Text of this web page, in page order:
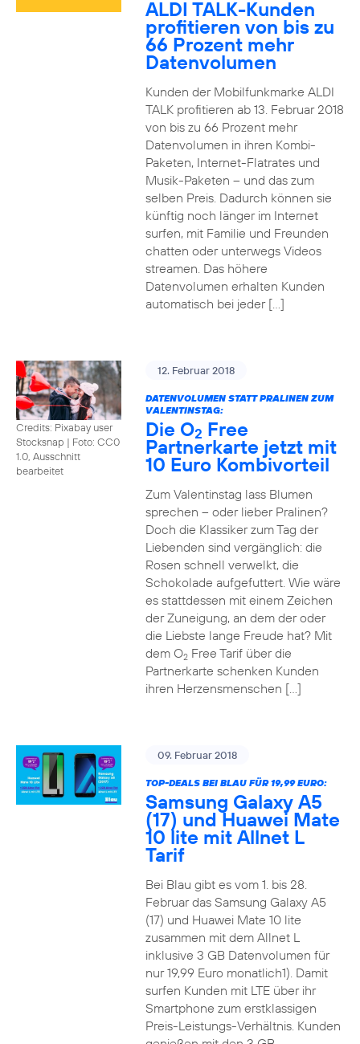
ALDI TALK-Kunden
profitieren von bis zu
66 Prozent mehr
Datenvolumen
Kunden der Mobilfunkmarke ALDI
TALK profitieren ab 13. Februar 2018
von bis zu 66 Prozent mehr
Datenvolumen in ihren Kombi-
Paketen, Internet-Flatrates und
Musik-Paketen – und das zum
selben Preis. Dadurch können sie
künftig noch länger im Internet
surfen, mit Familie und Freunden
chatten oder unterwegs Videos
streamen. Das höhere
Datenvolumen erhalten Kunden
automatisch bei jeder […]
Credits: Pixabay user
Stocksnap | Foto: CC0
1.0, Ausschnitt
bearbeitet
12. Februar 2018
DATENVOLUMEN STATT PRALINEN ZUM
VALENTINSTAG:
Die O2 Free
Partnerkarte jetzt mit
10 Euro Kombivorteil
Zum Valentinstag lass Blumen
sprechen – oder lieber Pralinen?
Doch die Klassiker zum Tag der
Liebenden sind vergänglich: die
Rosen schnell verwelkt, die
Schokolade aufgefuttert. Wie wäre
es stattdessen mit einem Zeichen
der Zuneigung, an dem der oder
die Liebste lange Freude hat? Mit
dem O2Free Tarif über die
Partnerkarte schenken Kunden
ihren Herzensmenschen […]
09. Februar 2018
TOP-DEALS BEI BLAU FÜR 19,99 EURO:
Samsung Galaxy A5
(17) und Huawei Mate
10 lite mit Allnet L
Tarif
Bei Blau gibt es vom 1. bis 28.
Februar das Samsung Galaxy A5
(17) und Huawei Mate 10 lite
zusammen mit dem Allnet L
inklusive 3 GB Datenvolumen für
nur 19,99 Euro monatlich1). Damit
surfen Kunden mit LTE über ihr
Smartphone zum erstklassigen
Preis-Leistungs-Verhältnis. Kunden